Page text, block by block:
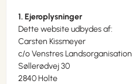
1. Ejeroplysninger
Dette website udbydes af:
Carsten Kissmeyer
c/o Venstres Landsorganisation
Søllerødvej 30
2840 Holte